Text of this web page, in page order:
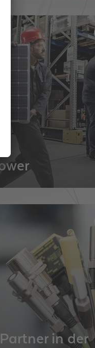
lange unbesetzt.
wir Ihnen Ware für Ihre
in der